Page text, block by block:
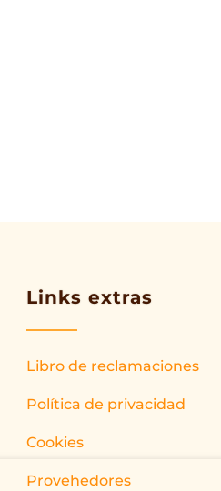
Links extras
Libro de reclamaciones
Política de privacidad
Cookies
Provehedores